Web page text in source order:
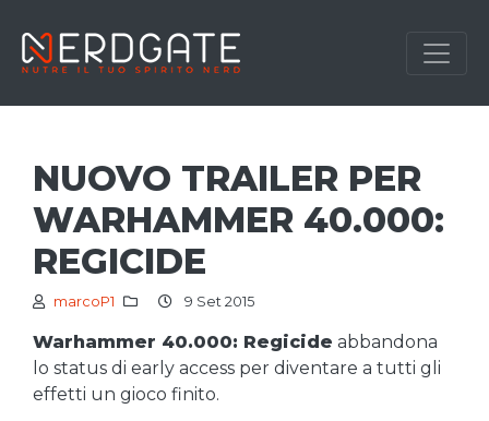
NUOVO TRAILER PER
WARHAMMER 40.000:
REGICIDE
marcoP1 9 Set 2015
Warhammer 40.000: Regicide abbandona
lo status di early access per diventare a tutti gli
effetti un gioco finito.